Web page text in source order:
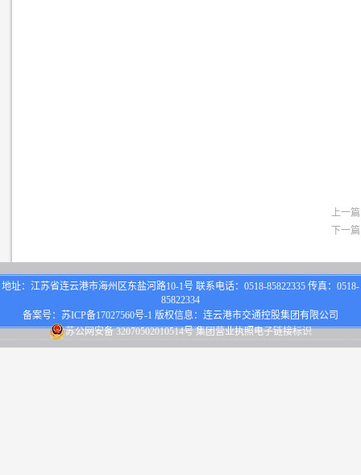
上一
下一
地址：江苏省连云港市海州区东盐河路10-1号 联系电话：0518-85822335 传真：0518-
85822334
备案号： 苏ICP备17027560号-1 版权信息：连云港市交通控股集团有限公司
苏公网安备 32070502010514号 集团营业执照电子链接标识